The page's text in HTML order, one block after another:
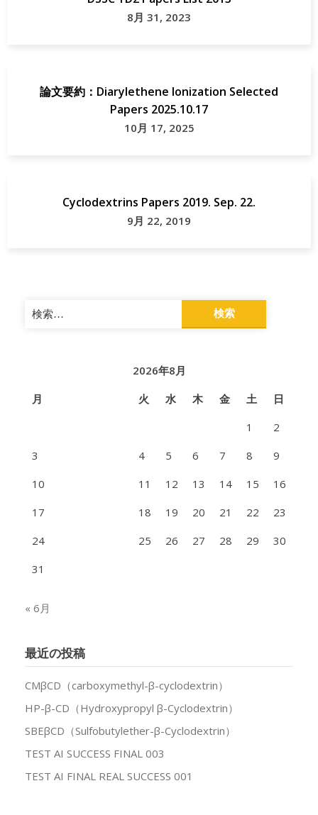
8月 31, 2023
論文要約：Diarylethene Ionization Selected
Papers 2025.10.17
10月 17, 2025
Cyclodextrins Papers 2019. Sep. 22.
9月 22, 2019
検
索:
2026年8月
月
火 水 木 金 土
日
1
2
3
4 5 6 7 8
9
10
11 12 13 14 15
16
17
18 19 20 21 22
23
24
25 26 27 28 29
30
31
« 6月
最近の投稿
CMβCD（carboxymethyl-β-cyclodextrin）
HP-β-CD（Hydroxypropyl β-Cyclodextrin）
SBEβCD（Sulfobutylether-β-Cyclodextrin）
TEST AI SUCCESS FINAL 003
TEST AI FINAL REAL SUCCESS 001